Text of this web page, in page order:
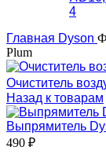
Главная Dyson
Plum
Очиститель
Назад к товарам
Выпрямитель
490 ₽